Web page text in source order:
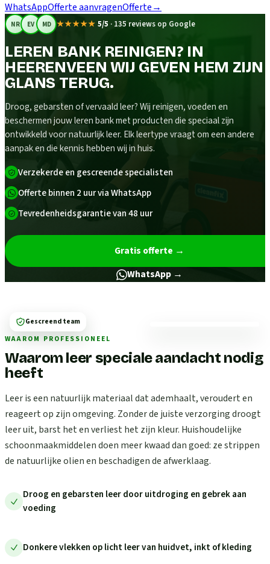
WhatsAppOfferte aanvragenOfferte→
NR EV MD ★★★★★ 5/5 · 135 reviews op Google
LEREN BANK REINIGEN? IN
HEERENVEEN WIJ GEVEN HEM ZIJN
GLANS TERUG.
Droog, gebarsten of vervaald leer? Wij reinigen, voeden en
beschermen jouw leren bank met producten die speciaal zijn
ontwikkeld voor natuurlijk leer. Elk leertype vraagt om een andere
aanpak en die kennis hebben wij in huis.
Verzekerde en gescreende specialisten
Offerte binnen 2 uur via WhatsApp
Tevredenheidsgarantie van 48 uur
Gratis offerte →
WhatsApp →
WAAROM PROFESSIONEEL
Waarom leer speciale aandacht nodig
heeft
Leer is een natuurlijk materiaal dat ademhaalt, veroudert en
reageert op zijn omgeving. Zonder de juiste verzorging droogt
leer uit, barst het en verliest het zijn kleur. Huishoudelijke
schoonmaakmiddelen doen meer kwaad dan goed: ze strippen
de natuurlijke olien en beschadigen de afwerklaag.
Droog en gebarsten leer door uitdroging en gebrek aan
voeding
Donkere vlekken op licht leer van huidvet, inkt of kleding
Gescreend team